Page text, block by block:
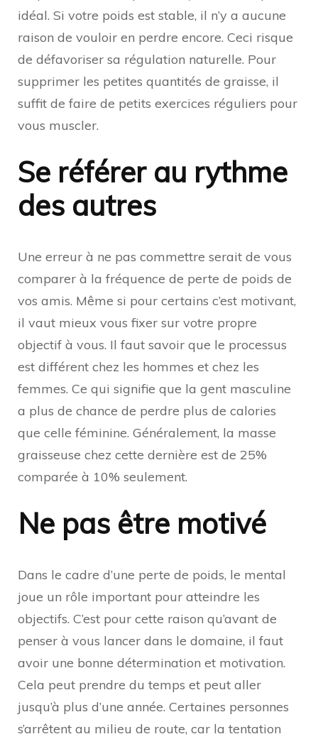
idéal. Si votre poids est stable, il n’y a aucune
raison de vouloir en perdre encore. Ceci risque
de défavoriser sa régulation naturelle. Pour
supprimer les petites quantités de graisse, il
suffit de faire de petits exercices réguliers pour
vous muscler.
Se référer au rythme
des autres
Une erreur à ne pas commettre serait de vous
comparer à la fréquence de perte de poids de
vos amis. Même si pour certains c’est motivant,
il vaut mieux vous fixer sur votre propre
objectif à vous. Il faut savoir que le processus
est différent chez les hommes et chez les
femmes. Ce qui signifie que la gent masculine
a plus de chance de perdre plus de calories
que celle féminine. Généralement, la masse
graisseuse chez cette dernière est de 25%
comparée à 10% seulement.
Ne pas être motivé
Dans le cadre d’une perte de poids, le mental
joue un rôle important pour atteindre les
objectifs. C’est pour cette raison qu’avant de
penser à vous lancer dans le domaine, il faut
avoir une bonne détermination et motivation.
Cela peut prendre du temps et peut aller
jusqu’à plus d’une année. Certaines personnes
s’arrêtent au milieu de route, car la tentation